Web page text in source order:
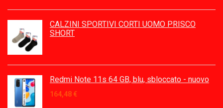
CALZINI SPORTIVI CORTI UOMO PRISCO
SHORT
Redmi Note 11s 64 GB, blu, sbloccato - nuovo
164,48 €